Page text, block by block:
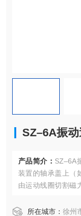
SZ–6A振
产品简介： SZ–6A
装置的轴承盖上（
由运动线圈切割磁
于工业领域和土木
所在城市： 徐州